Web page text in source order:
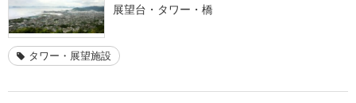
展望台・タワー・橋
タワー・展望施設